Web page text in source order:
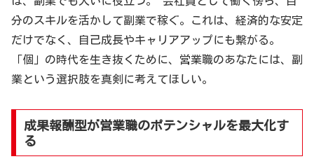
分のスキルを活かして副業で稼ぐ。これは、経済的な安定
だけでなく、自己成長やキャリアアップにも繋がる。
「個」の時代を生き抜くために、営業職のあなたには、副
業という選択肢を真剣に考えてほしい。
成果報酬型が営業職のポテンシャルを最大化す
る